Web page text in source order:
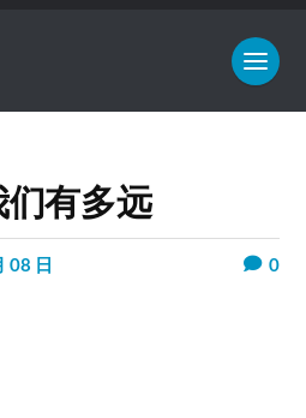
有多远
08 日 0